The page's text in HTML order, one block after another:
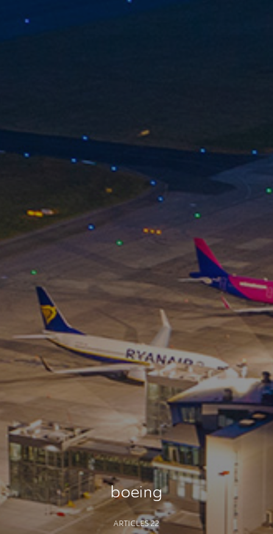
boeing
ARTICLES 22